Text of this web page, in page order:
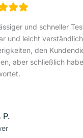
und schneller
und leicht
den
aber schließlich
P.